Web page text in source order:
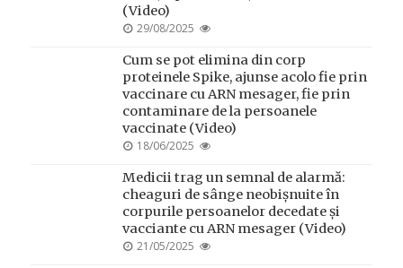
(Video)
POSTED
29/08/2025
Cum se pot elimina din corp
proteinele Spike, ajunse acolo fie prin
vaccinare cu ARN mesager, fie prin
contaminare de la persoanele
vaccinate (Video)
POSTED
18/06/2025
Medicii trag un semnal de alarmă:
cheaguri de sânge neobișnuite în
corpurile persoanelor decedate și
vacciante cu ARN mesager (Video)
POSTED
21/05/2025